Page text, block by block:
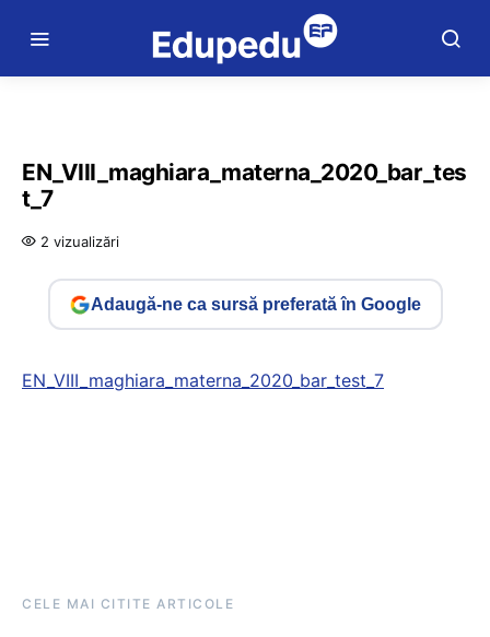
EN_VIII_maghiara_materna_2020_bar_tes
t_7
2 vizualizări
Adaugă-ne ca sursă preferată în Google
EN_VIII_maghiara_materna_2020_bar_test_7
CELE MAI CITITE ARTICOLE